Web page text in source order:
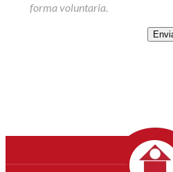
forma voluntaria.